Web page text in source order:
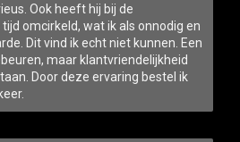
Ook heeft hij bij de
omcirkeld, wat ik als onnodig en
Dit vind ik echt niet kunnen. Een
maar klantvriendelijkheid
Door deze ervaring bestel ik